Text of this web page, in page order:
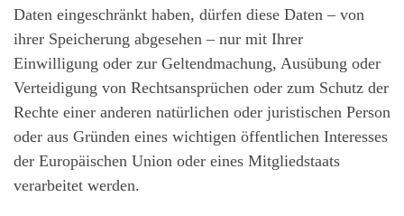
Daten eingeschränkt haben, dürfen diese Daten – von
ihrer Speicherung abgesehen – nur mit Ihrer
Einwilligung oder zur Geltendmachung, Ausübung oder
Verteidigung von Rechtsansprüchen oder zum Schutz der
Rechte einer anderen natürlichen oder juristischen Person
oder aus Gründen eines wichtigen öffentlichen Interesses
der Europäischen Union oder eines Mitgliedstaats
verarbeitet werden.